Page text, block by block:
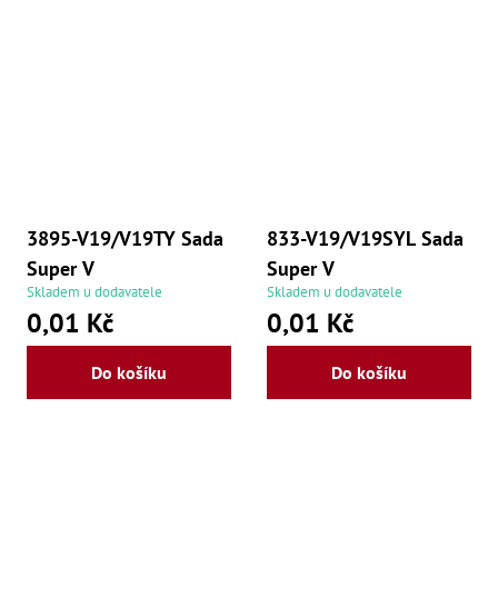
3895-V19/V19TY Sada
Super V
Skladem u dodavatele
0,01 Kč
Do košíku
833-V19/V19SYL Sada
Super V
Skladem u dodavatele
0,01 Kč
Do košíku